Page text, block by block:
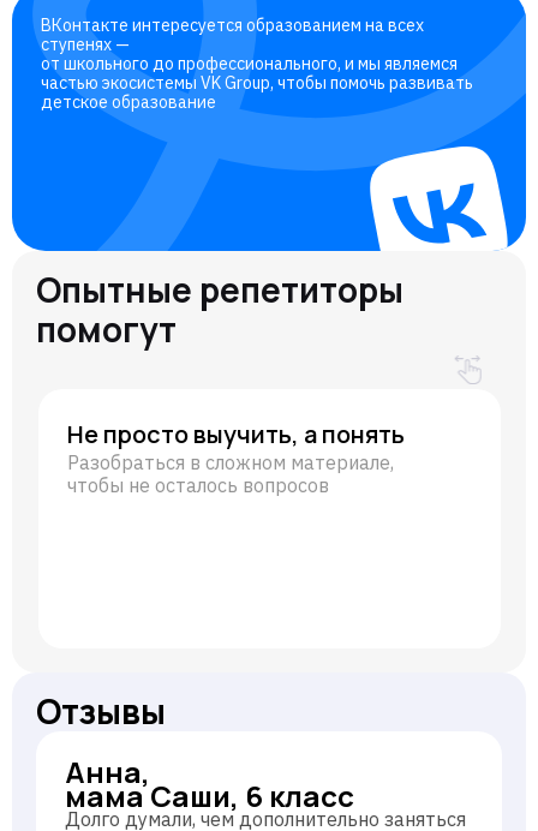
ВКонтакте интересуется образованием на всех
ступенях —
от школьного до профессионального, и мы являемся
частью экосистемы VK Group, чтобы помочь развивать
детское образование
Опытные репетиторы
помогут
Не просто выучить, а понять
Разобраться в сложном материале,
чтобы не осталось вопросов
Отзывы
Анна,
мама Саши, 6 класс
Долго думали, чем дополнительно заняться